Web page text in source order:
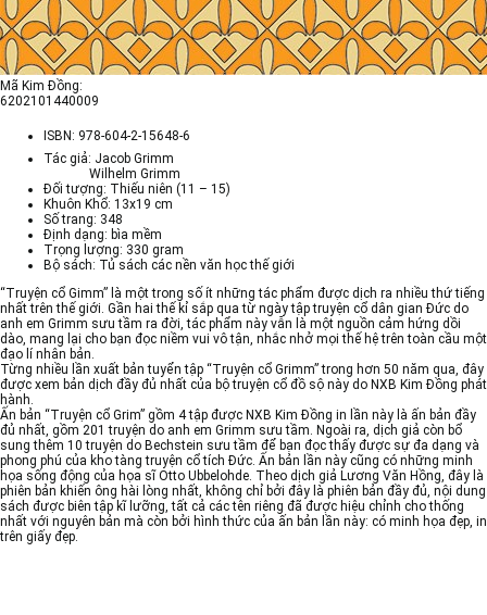
Mã Kim Đồng:
6202101440009
ISBN: 978-604-2-15648-6
Tác giả: Jacob Grimm
Wilhelm Grimm
Đối tượng: Thiếu niên (11 – 15)
Khuôn Khổ: 13x19 cm
Số trang: 348
Định dạng: bìa mềm
Trọng lượng: 330 gram
Bộ sách: Tủ sách các nền văn học thế giới
“Truyện cổ Gimm” là một trong số ít những tác phẩm được dịch ra nhiều thứ tiếng
nhất trên thế giới. Gần hai thế kỉ sắp qua từ ngày tập truyện cổ dân gian Đức do
anh em Grimm sưu tầm ra đời, tác phẩm này vẫn là một nguồn cảm hứng dồi
dào, mang lại cho bạn đọc niềm vui vô tận, nhắc nhở mọi thế hệ trên toàn cầu một
đạo lí nhân bản.
Từng nhiều lần xuất bản tuyển tập “Truyện cổ Grimm” trong hơn 50 năm qua, đây
được xem bản dịch đầy đủ nhất của bộ truyện cổ đồ sộ này do NXB Kim Đồng phát
hành.
Ấn bản “Truyện cổ Grim” gồm 4 tập được NXB Kim Đồng in lần này là ấn bản đầy
đủ nhất, gồm 201 truyện do anh em Grimm sưu tầm. Ngoài ra, dịch giả còn bổ
sung thêm 10 truyện do Bechstein sưu tầm để bạn đọc thấy được sự đa dạng và
phong phú của kho tàng truyện cổ tích Đức. Ấn bản lần này cũng có những minh
họa sống động của họa sĩ Otto Ubbelohde. Theo dịch giả Lương Văn Hồng, đây là
phiên bản khiến ông hài lòng nhất, không chỉ bởi đây là phiên bản đầy đủ, nội dung
sách được biên tập kĩ lưỡng, tất cả các tên riêng đã được hiệu chỉnh cho thống
nhất với nguyên bản mà còn bởi hình thức của ấn bản lần này: có minh họa đẹp, in
trên giấy đẹp.